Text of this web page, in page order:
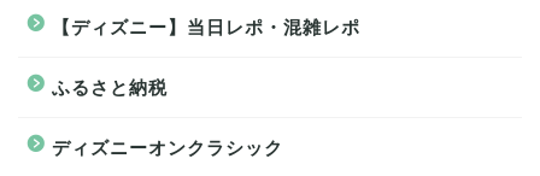
【ディズニー】当日レポ・混雑レポ
ふるさと納税
ディズニーオンクラシック